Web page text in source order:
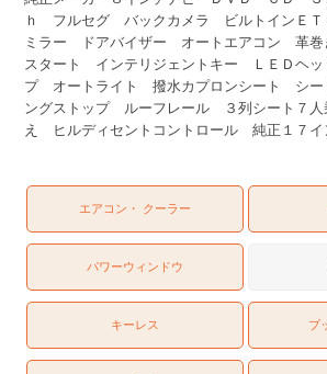
ｈ フルセグ バックカメラ ビルトインＥ
ミラー ドアバイザー オートエアコン 革巻
スタート インテリジェントキー ＬＥＤヘ
プ オートライト 撥水カプロンシート シー
ングストップ ルーフレール ３列シート７
え ヒルディセントコントロール 純正１７イ
エアコン・ クーラー
パワーウィンドウ
キーレス プ